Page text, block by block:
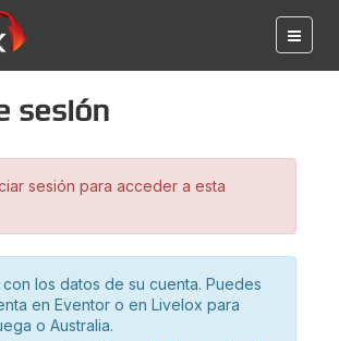
sesión
sesión para acceder a esta
los datos de su cuenta. Puedes
en Eventor o en Livelox para
o Australia.